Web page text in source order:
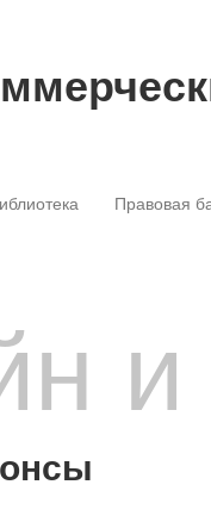
Правовая
и